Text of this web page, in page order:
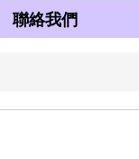
聯絡我們